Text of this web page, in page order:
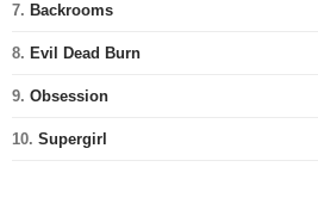
7. Backrooms
8. Evil Dead Burn
9. Obsession
10. Supergirl